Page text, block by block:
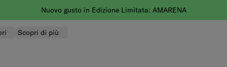
Nuovo gusto in Edizione Limitata: AMARENA
Scopri di più